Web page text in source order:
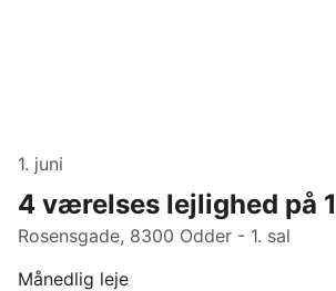
1. juni
4 værelses lejlighed på
Rosensgade, 8300 Odder - 1. sal
Månedlig leje